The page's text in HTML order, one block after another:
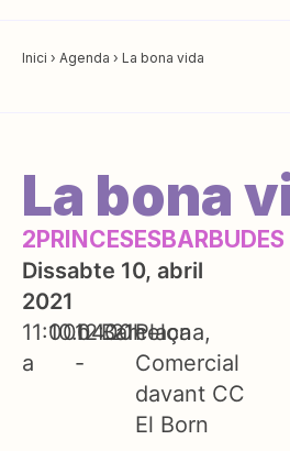
Inici › Agenda › La bona vida
La bona
2PRINCESESBARBUDES
Dissabte 10, abril
2021
11:00h
a
10.04.21
12:00h
-
Barcelona
Plaça
Comercial
davant CC
El Born